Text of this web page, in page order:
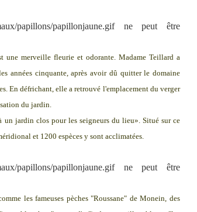
une merveille fleurie et odorante. Madame Teillard a
années cinquante, après avoir dû quitter le domaine
En défrichant, elle a retrouvé l'emplacement du verger
du jardin.
jardin clos pour les seigneurs du lieu». Situé sur ce
et 1200 espèces y sont acclimatées.
les fameuses pèches "Roussane" de Monein, des